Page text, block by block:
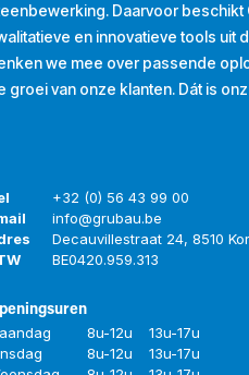
Daarvoor beschikt
en innovatieve tools uit
we mee over passende
groei van onze klanten. Dát is
+32 (0) 56 43 99 00
info@grubau.be
Decauvillestraat 24, 8510
BE0420.959.313
8u-12u
13u-17u
8u-12u
13u-17u